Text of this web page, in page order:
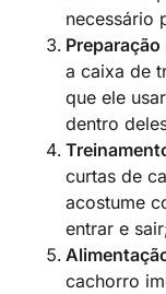
necessário
a caixa de
que ele
dentro
curtas de
acostume
entrar e
cachorro